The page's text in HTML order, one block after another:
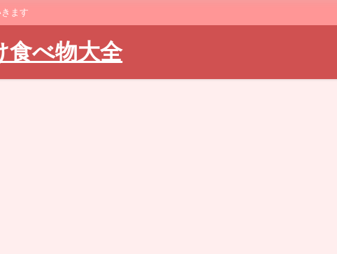
ます
食べ物大全